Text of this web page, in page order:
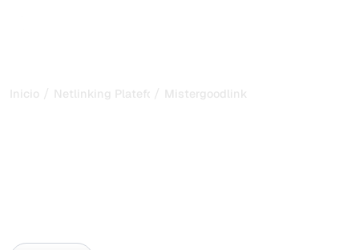
Inicio / Netlinking Plateform
/ Mistergoodlink